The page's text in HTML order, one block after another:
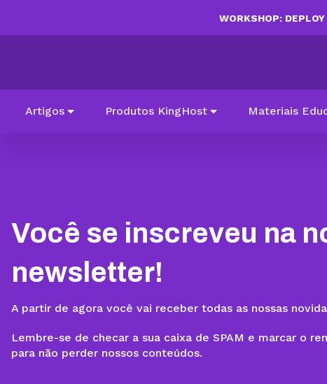
WORKSHOP:
Artigos Produtos KingHost Materiais
Você se inscreveu na
newsletter!
A partir de agora você vai receber todas as nossas
Lembre-se de checar a sua caixa de SPAM e marcar o
para não perder nossos conteúdos.